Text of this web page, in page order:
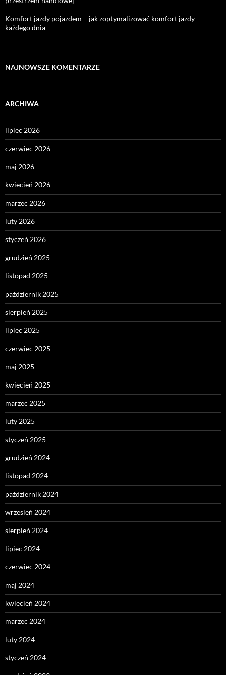
Komfort jazdy pojazdem – jak zoptymalizować komfort jazdy
każdego dnia
NAJNOWSZE KOMENTARZE
ARCHIWA
lipiec 2026
czerwiec 2026
maj 2026
kwiecień 2026
marzec 2026
luty 2026
styczeń 2026
grudzień 2025
listopad 2025
październik 2025
sierpień 2025
lipiec 2025
czerwiec 2025
maj 2025
kwiecień 2025
marzec 2025
luty 2025
styczeń 2025
grudzień 2024
listopad 2024
październik 2024
wrzesień 2024
sierpień 2024
lipiec 2024
czerwiec 2024
maj 2024
kwiecień 2024
marzec 2024
luty 2024
styczeń 2024